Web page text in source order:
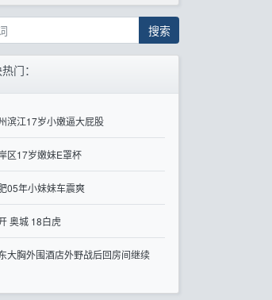
搜索
门：
滨江17岁小嫩逼大屁股
区17岁嫩妹E罩杯
05年小妹妹车震爽
奥城 18白虎
大胸外围酒店外野战后回房间继续